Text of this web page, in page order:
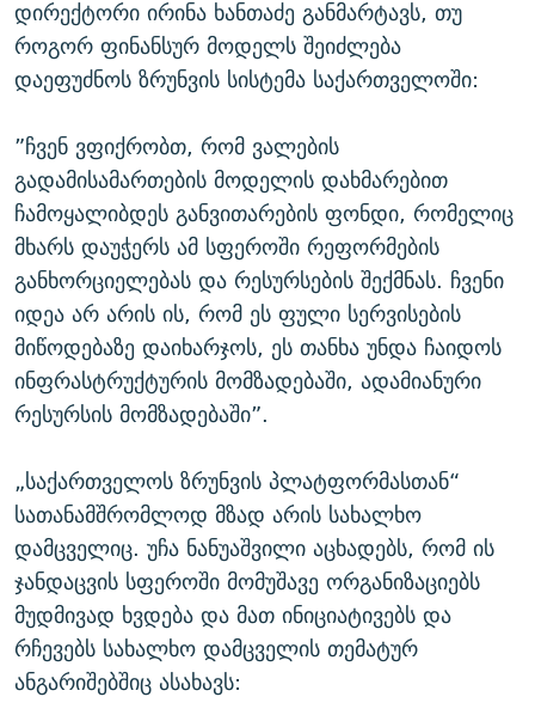
დირექტორი ირინა ხანთაძე განმარტავს, თუ
როგორ ფინანსურ მოდელს შეიძლება
დაეფუძნოს ზრუნვის სისტემა საქართველოში:
”ჩვენ ვფიქრობთ, რომ ვალების
გადამისამართების მოდელის დახმარებით
ჩამოყალიბდეს განვითარების ფონდი, რომელიც
მხარს დაუჭერს ამ სფეროში რეფორმების
განხორციელებას და რესურსების შექმნას. ჩვენი
იდეა არ არის ის, რომ ეს ფული სერვისების
მიწოდებაზე დაიხარჯოს, ეს თანხა უნდა ჩაიდოს
ინფრასტრუქტურის მომზადებაში, ადამიანური
რესურსის მომზადებაში”.
„საქართველოს ზრუნვის პლატფორმასთან“
სათანამშრომლოდ მზად არის სახალხო
დამცველიც. უჩა ნანუაშვილი აცხადებს, რომ ის
ჯანდაცვის სფეროში მომუშავე ორგანიზაციებს
მუდმივად ხვდება და მათ ინიციატივებს და
რჩევებს სახალხო დამცველის თემატურ
ანგარიშებშიც ასახავს: